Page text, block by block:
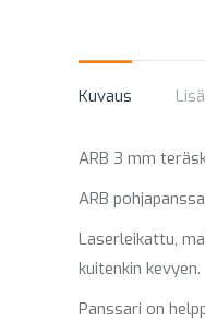
Kuvaus
ARB 3 mm
ARB
Laserleikattu,
kuitenkin kevyen.
Panssari on